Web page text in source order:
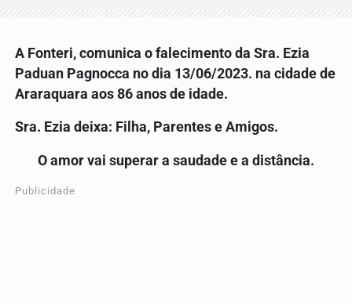
A Fonteri, comunica o falecimento da Sra. Ezia
Paduan Pagnocca no dia 13/06/2023. na cidade de
Araraquara aos 86 anos de idade.
Sra. Ezia deixa: Filha, Parentes e Amigos.
O amor vai superar a saudade e a distância.
Publicidade